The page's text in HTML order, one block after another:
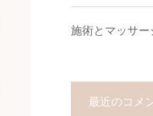
施術とマッサー
最近のコメ